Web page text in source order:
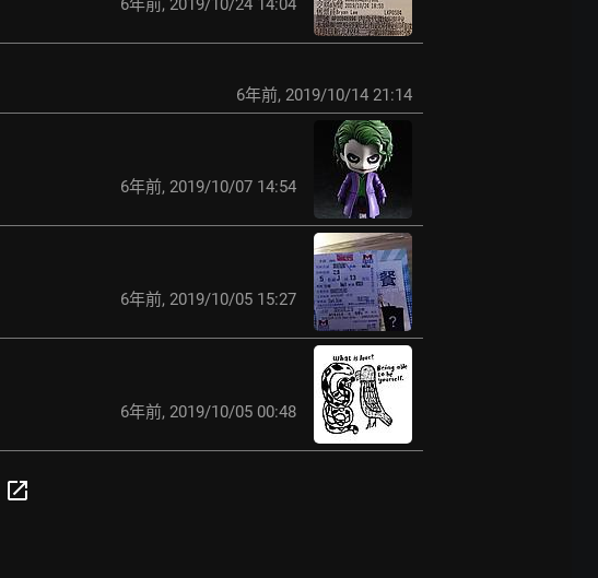
6年前, 2019/10/14 21:14
6年前, 2019/10/07 14:54
6年前, 2019/10/05 15:27
6年前, 2019/10/05 00:48
open_in_new